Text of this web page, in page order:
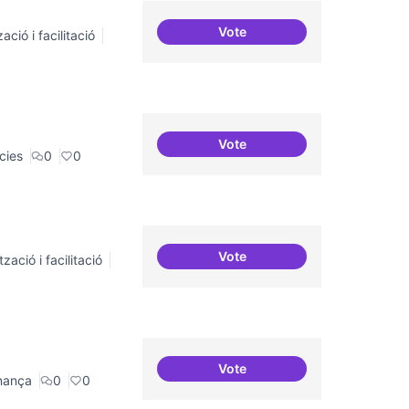
i facilitació
VoteSuport a projectes digitals i
0 0
VoteRecerca + residències
i facilitació
VoteILP Drets Digitals
0 0
VoteConsolidació d'eixos clau